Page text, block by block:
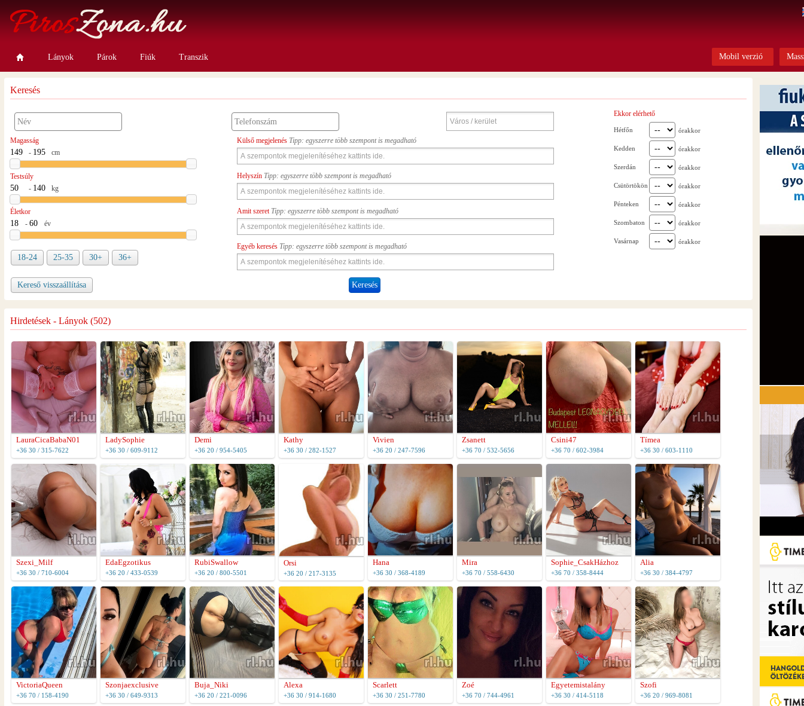
Lányok Párok Fiúk Transzik Mobil verzió
Keresés
Magasság
-
cm
Testsúly
-
kg
Életkor
-
év
18-24 25-35 30+ 36+
Külső megjelenés Tipp: egyszerre több szempont is megadható
Helyszín Tipp: egyszerre több szempont is megadható
Amit szeret Tipp: egyszerre több szempont is megadható
Egyéb keresés Tipp: egyszerre több szempont is megadható
Ekkor elérhető
Hétfőn órakkor
Kedden órakkor
Szerdán órakkor
Csütörtökön órakkor
Pénteken órakkor
Szombaton órakkor
Vasárnap órakkor
Kereső visszaállítása
Hirdetések - Lányok (502)
LauraCicaBabaN01
+36 30 / 315-7622
LadySophie
+36 30 / 609-9112
Demi
+36 20 / 954-5405
Kathy
+36 30 / 282-1527
Vivien
+36 20 / 247-7596
Zsanett
+36 70 / 532-5656
Csini47
+36 70 / 602-3984
Tímea
+36 30 / 603-1110
Szexi_Milf
+36 30 / 710-6004
EdaEgzotikus
+36 20 / 433-0539
RubiSwallow
+36 20 / 800-5501
Orsi
+36 20 / 217-3135
Hana
+36 30 / 368-4189
Mira
+36 70 / 558-6430
Sophie_CsakHázhoz
+36 70 / 358-8444
Alia
+36 30 / 384-4797
VictoriaQueen
+36 70 / 158-4190
Szonjaexclusive
+36 30 / 649-9313
Buja_Niki
+36 20 / 221-0096
Alexa
+36 30 / 914-1680
Scarlett
+36 30 / 251-7780
Zoé
+36 70 / 744-4961
Egyetemistalány
+36 30 / 414-5118
Szofi
+36 20 / 969-8081